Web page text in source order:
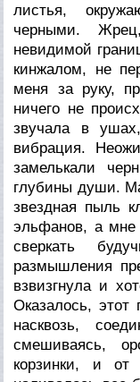
листья,
черными.
невидимой
кинжалом, не
меня за руку,
ничего не
звучала в
вибрация.
замелькали
глубины души.
звездная пыль
эльфанов, а мне
сверкать
размышления
взвизгнула и
Оказалось, этот
насквозь,
смешиваясь,
корзинки, и от